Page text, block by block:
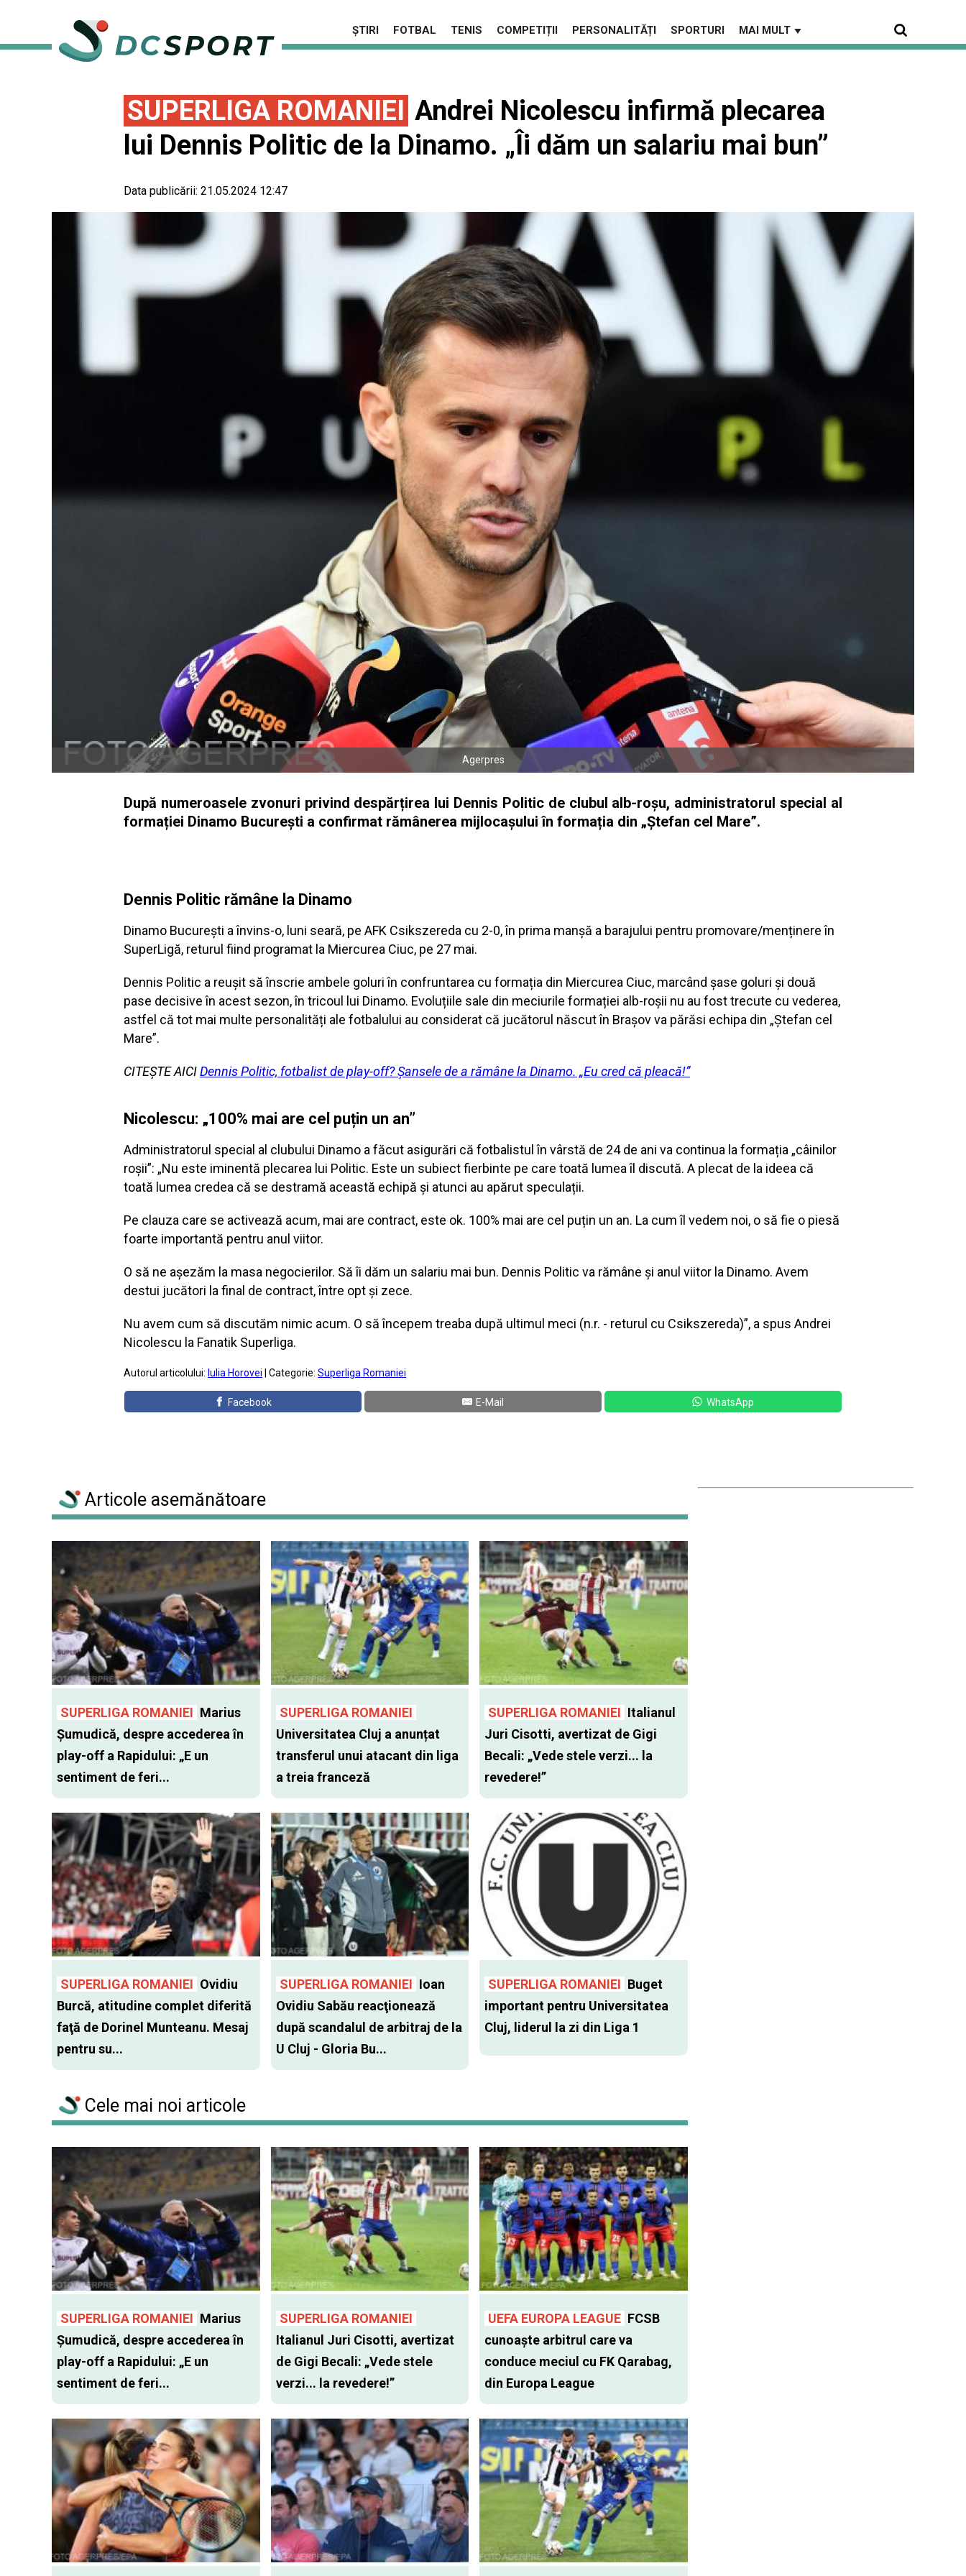
ȘTIRI FOTBAL TENIS COMPETIȚII PERSONALITĂȚI SPORTURI MAI MULT ▼
SUPERLIGA ROMANIEI Andrei Nicolescu infirmă plecarea
lui Dennis Politic de la Dinamo. „Îi dăm un salariu mai bun”
Data publicării: 21.05.2024 12:47
Agerpres
După numeroasele zvonuri privind despărțirea lui Dennis Politic de clubul alb-roșu, administratorul special al
formației Dinamo București a confirmat rămânerea mijlocașului în formația din „Ștefan cel Mare”.
Dennis Politic rămâne la Dinamo
Dinamo București a învins-o, luni seară, pe AFK Csikszereda cu 2-0, în prima manșă a barajului pentru promovare/menținere în
SuperLigă, returul fiind programat la Miercurea Ciuc, pe 27 mai.
Dennis Politic a reușit să înscrie ambele goluri în confruntarea cu formația din Miercurea Ciuc, marcând șase goluri și două
pase decisive în acest sezon, în tricoul lui Dinamo. Evoluțiile sale din meciurile formației alb-roșii nu au fost trecute cu vederea,
astfel că tot mai multe personalități ale fotbalului au considerat că jucătorul născut în Brașov va părăsi echipa din „Ștefan cel
Mare”.
CITEȘTE AICIDennis Politic, fotbalist de play-off? Șansele de a rămâne la Dinamo. „Eu cred că pleacă!”
Nicolescu: „100% mai are cel puțin un an”
Administratorul special al clubului Dinamo a făcut asigurări că fotbalistul în vârstă de 24 de ani va continua la formația „câinilor
roșii”: „Nu este iminentă plecarea lui Politic. Este un subiect fierbinte pe care toată lumea îl discută. A plecat de la ideea că
toată lumea credea că se destramă această echipă și atunci au apărut speculații.
Pe clauza care se activează acum, mai are contract, este ok. 100% mai are cel puțin un an. La cum îl vedem noi, o să fie o piesă
foarte importantă pentru anul viitor.
O să ne așezăm la masa negocierilor. Să îi dăm un salariu mai bun. Dennis Politic va rămâne și anul viitor la Dinamo. Avem
destui jucători la final de contract, între opt și zece.
Nu avem cum să discutăm nimic acum. O să începem treaba după ultimul meci (n.r. - returul cu Csikszereda)”, a spus Andrei
Nicolescu la Fanatik Superliga.
Autorul articolului: Iulia Horovei | Categorie: Superliga Romaniei
Facebook E-Mail WhatsApp
Articole asemănătoare
SUPERLIGA ROMANIEI Marius
Șumudică, despre accederea în
play-off a Rapidului: „E un
sentiment de feri...
SUPERLIGA ROMANIEI
Universitatea Cluj a anunțat
transferul unui atacant din liga
a treia franceză
SUPERLIGA ROMANIEI Italianul
Juri Cisotti, avertizat de Gigi
Becali: „Vede stele verzi... la
revedere!”
SUPERLIGA ROMANIEI Ovidiu
Burcă, atitudine complet diferită
faţă de Dorinel Munteanu. Mesaj
pentru su...
SUPERLIGA ROMANIEI Ioan
Ovidiu Sabău reacţionează
după scandalul de arbitraj de la
U Cluj - Gloria Bu...
SUPERLIGA ROMANIEI Buget
important pentru Universitatea
Cluj, liderul la zi din Liga 1
Cele mai noi articole
SUPERLIGA ROMANIEI Marius
Șumudică, despre accederea în
play-off a Rapidului: „E un
sentiment de feri...
SUPERLIGA ROMANIEI
Italianul Juri Cisotti, avertizat
de Gigi Becali: „Vede stele
verzi... la revedere!”
UEFA EUROPA LEAGUE FCSB
cunoaște arbitrul care va
conduce meciul cu FK Qarabag,
din Europa League